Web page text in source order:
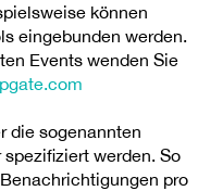
können
eingebunden werden.
Events wenden Sie
die sogenannten
werden. So
pro